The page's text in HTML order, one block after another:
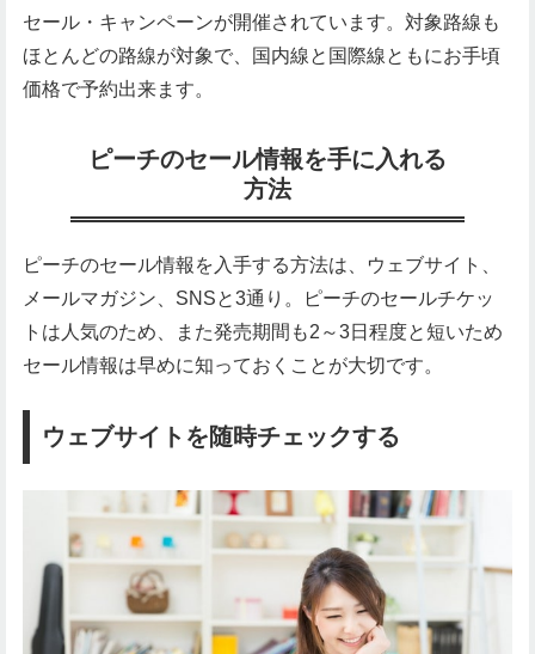
セール・キャンペーンが開催されています。対象路線も
ほとんどの路線が対象で、国内線と国際線ともにお手頃
価格で予約出来ます。
ピーチのセール情報を手に入れる
方法
ピーチのセール情報を入手する方法は、ウェブサイト、
メールマガジン、SNSと3通り。ピーチのセールチケッ
トは人気のため、また発売期間も2～3日程度と短いため
セール情報は早めに知っておくことが大切です。
ウェブサイトを随時チェックする